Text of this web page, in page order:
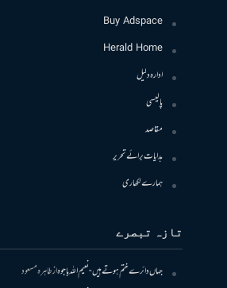
Buy Adspace
Herald Home
ادارہ دلیل
پالیسی
مقاصد
ہدایات برائے تحریر
ہمارے لکھاری
تازہ تبصرے
جہاں دائرے ختم ہوتے ہیں- نعیم اللہ باجوہازطاہرہ مسعود